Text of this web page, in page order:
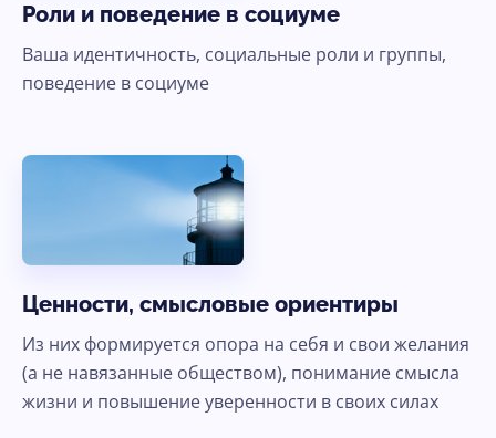
Роли и поведение в социуме
Ваша идентичность, социальные роли и группы,
поведение в социуме
Ценности, смысловые ориентиры
Из них формируется опора на себя и свои желания
(а не навязанные обществом), понимание смысла
жизни и повышение уверенности в своих силах